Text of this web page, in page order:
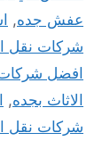
عفش جده,
شركات نقل
افضل شركات
الاثاث بجده,
شركات نقل